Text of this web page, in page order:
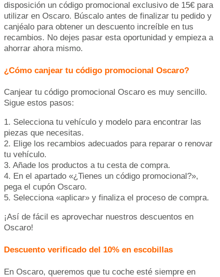
disposición un código promocional exclusivo de 15€ para
utilizar en Oscaro. Búscalo antes de finalizar tu pedido y
canjéalo para obtener un descuento increíble en tus
recambios. No dejes pasar esta oportunidad y empieza a
ahorrar ahora mismo.
¿Cómo canjear tu código promocional Oscaro?
Canjear tu código promocional Oscaro es muy sencillo.
Sigue estos pasos:
1. Selecciona tu vehículo y modelo para encontrar las
piezas que necesitas.
2. Elige los recambios adecuados para reparar o renovar
tu vehículo.
3. Añade los productos a tu cesta de compra.
4. En el apartado «¿Tienes un código promocional?»,
pega el cupón Oscaro.
5. Selecciona «aplicar» y finaliza el proceso de compra.
¡Así de fácil es aprovechar nuestros descuentos en
Oscaro!
Descuento verificado del 10% en escobillas
En Oscaro, queremos que tu coche esté siempre en